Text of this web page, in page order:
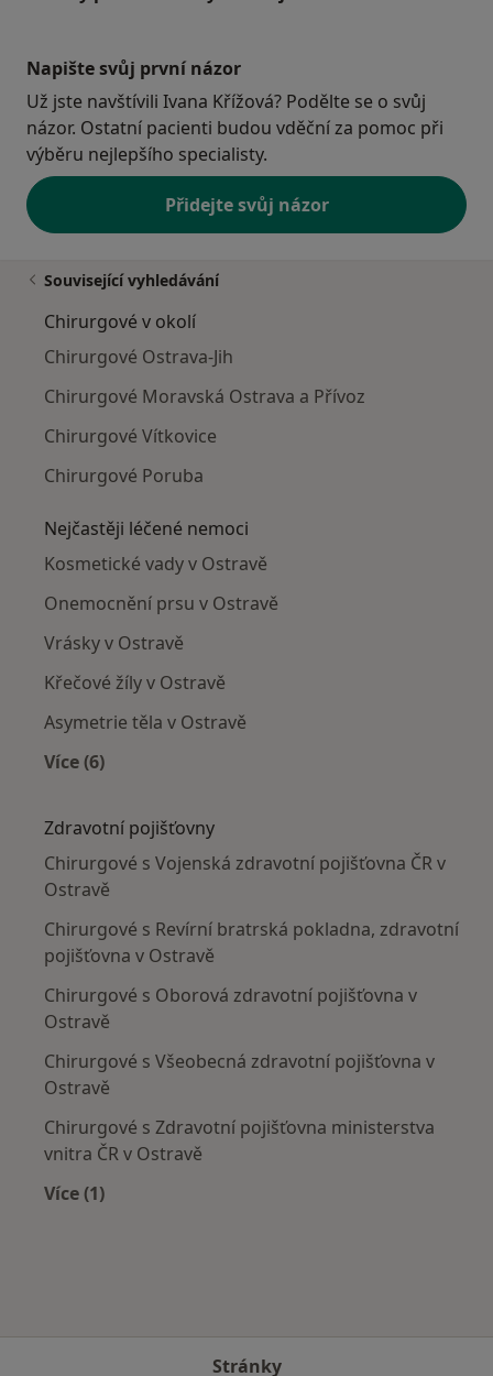
Napište svůj první názor
Už jste navštívili Ivana Křížová? Podělte se o svůj
názor. Ostatní pacienti budou vděční za pomoc při
výběru nejlepšího specialisty.
Přidejte svůj názor
Související vyhledávání
Chirurgové v okolí
Chirurgové Ostrava-Jih
Chirurgové Moravská Ostrava a Přívoz
Chirurgové Vítkovice
Chirurgové Poruba
Nejčastěji léčené nemoci
Kosmetické vady v Ostravě
Onemocnění prsu v Ostravě
Vrásky v Ostravě
Křečové žíly v Ostravě
Asymetrie těla v Ostravě
Více (6)
Zdravotní pojišťovny
Chirurgové s Vojenská zdravotní pojišťovna ČR v
Ostravě
Chirurgové s Revírní bratrská pokladna, zdravotní
pojišťovna v Ostravě
Chirurgové s Oborová zdravotní pojišťovna v
Ostravě
Chirurgové s Všeobecná zdravotní pojišťovna v
Ostravě
Chirurgové s Zdravotní pojišťovna ministerstva
vnitra ČR v Ostravě
Více (1)
Stránky